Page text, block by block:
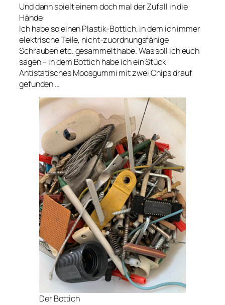
Und dann spielt einem doch mal der Zufall in die
Hände:
Ich habe so einen Plastik-Bottich, in dem ich immer
elektrische Teile, nicht-zuordnungsfähige
Schrauben etc. gesammelt habe. Was soll ich euch
sagen – in dem Bottich habe ich ein Stück
Antistatisches Moosgummi mit zwei Chips drauf
gefunden …
Der Bottich